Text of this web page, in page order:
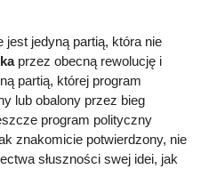
jest jedyną partią, która nie
przez obecną rewolucję i
partią, której program
lub obalony przez bieg
program polityczny
znakomicie potwierdzony, nie
słuszności swej idei, jak